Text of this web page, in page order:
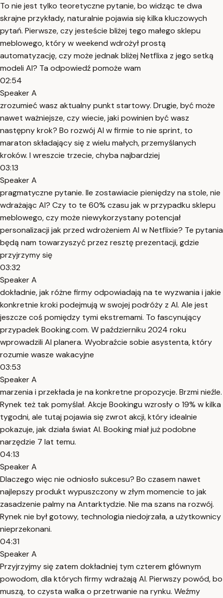
To nie jest tylko teoretyczne pytanie, bo widząc te dwa
skrajne przykłady, naturalnie pojawia się kilka kluczowych
pytań. Pierwsze, czy jesteście bliżej tego małego sklepu
meblowego, który w weekend wdrożył prostą
automatyzację, czy może jednak bliżej Netflixa z jego setką
modeli AI? Ta odpowiedź pomoże wam
02:54
Speaker A
zrozumieć wasz aktualny punkt startowy. Drugie, być może
nawet ważniejsze, czy wiecie, jaki powinien być wasz
następny krok? Bo rozwój AI w firmie to nie sprint, to
maraton składający się z wielu małych, przemyślanych
kroków. I wreszcie trzecie, chyba najbardziej
03:13
Speaker A
pragmatyczne pytanie. Ile zostawiacie pieniędzy na stole, nie
wdrażając AI? Czy to te 60% czasu jak w przypadku sklepu
meblowego, czy może niewykorzystany potencjał
personalizacji jak przed wdrożeniem AI w Netflixie? Te pytania
będą nam towarzyszyć przez resztę prezentacji, gdzie
przyjrzymy się
03:32
Speaker A
dokładnie, jak różne firmy odpowiadają na te wyzwania i jakie
konkretnie kroki podejmują w swojej podróży z AI. Ale jest
jeszcze coś pomiędzy tymi ekstremami. To fascynujący
przypadek Booking.com. W październiku 2024 roku
wprowadzili AI planera. Wyobraźcie sobie asystenta, który
rozumie wasze wakacyjne
03:53
Speaker A
marzenia i przekłada je na konkretne propozycje. Brzmi nieźle.
Rynek też tak pomyślał. Akcje Bookingu wzrosły o 19% w kilka
tygodni, ale tutaj pojawia się zwrot akcji, który idealnie
pokazuje, jak działa świat AI. Booking miał już podobne
narzędzie 7 lat temu.
04:13
Speaker A
Dlaczego więc nie odniosło sukcesu? Bo czasem nawet
najlepszy produkt wypuszczony w złym momencie to jak
zasadzenie palmy na Antarktydzie. Nie ma szans na rozwój.
Rynek nie był gotowy, technologia niedojrzała, a użytkownicy
nieprzekonani.
04:31
Speaker A
Przyjrzyjmy się zatem dokładniej tym czterem głównym
powodom, dla których firmy wdrażają AI. Pierwszy powód, bo
muszą, to czysta walka o przetrwanie na rynku. Weźmy